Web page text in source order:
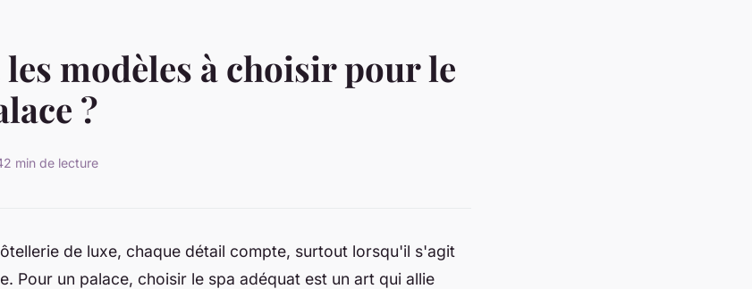
modèles à choisir pour le
?
2 min de lecture
de luxe, chaque détail compte, surtout lorsqu'il s'agit
Pour un palace, choisir le spa adéquat est un art qui allie